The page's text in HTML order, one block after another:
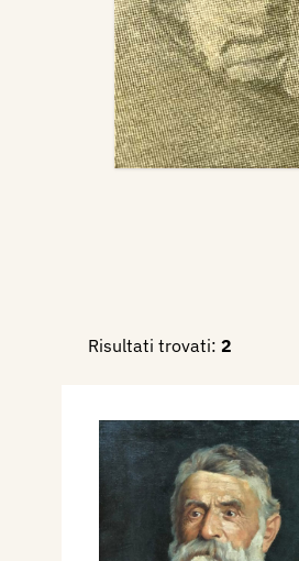
Risultati trovati: 2